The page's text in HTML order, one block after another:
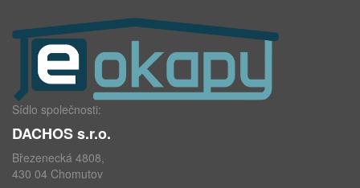
Sídlo společnosti:
DACHOS s.r.o.
Březenecká 4808,
430 04 Chomutov